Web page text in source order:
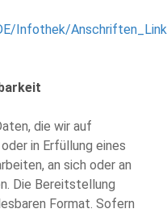
Infothek/
die wir auf
in Erfüllung eines
an sich oder an
Die Bereitstellung
Format. Sofern